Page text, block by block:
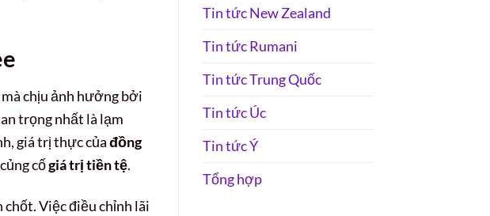
chịu ảnh hưởng bởi
trọng nhất là lạm
giá trị thực củađồng
cốgiá trị tiền tệ.
Việc điều chỉnh lãi
Tin tức New Zealand
Tin tức Rumani
Tin tức Trung Quốc
Tin tức Úc
Tin tức Ý
Tổng hợp